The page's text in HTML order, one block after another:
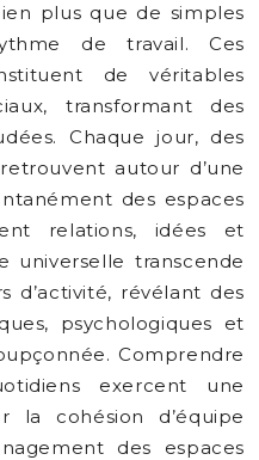
plus que de simples
de travail. Ces
de véritables
transformant des
Chaque jour, des
autour d’une
des espaces
relations, idées et
universelle transcende
d’activité, révélant des
psychologiques et
Comprendre
exercent une
la cohésion d’équipe
des espaces